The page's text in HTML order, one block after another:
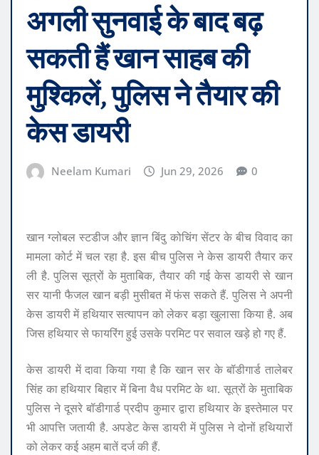
अगली सुनवाई के बाद बढ़
सकती हैं खान साहब की
मुश्किलें, पुलिस ने तैयार की
केस डायरी
Neelam Kumari Jun 29, 2026 0
खान ग्लोबल स्टडीज और ज्ञान बिंदु कोचिंग सेंटर के बीच विवाद का
मामला कोर्ट में चल रहा है. इस बीच पुलिस ने केस डायरी तैयार कर
ली है. पुलिस सूत्रों के मुताबिक, तैयार की गई केस डायरी से खान
सर यानी फैजल खान बड़ी मुसीबत में फंस सकते हैं. पुलिस ने अपनी
केस डायरी में हथियार सत्यापन को लेकर बड़ा खुलासा किया है. अब
जिस हथियार से फायरिंग हुई उसके परमिट पर सवाल खड़े हो गए हैं.
केस डायरी में दावा किया गया है कि खान सर के बॉडीगार्ड तालेबर
सिंह का हथियार बिहार में बिना वैध परमिट के था. सूत्रों के मुताबिक
पुलिस ने दूसरे बॉडीगार्ड प्रदीप कुमार द्वारा हथियार के इस्तेमाल पर
भी आपत्ति जतायी है. अपडेट केस डायरी में पुलिस ने दोनों हथियारों
को लेकर कई अहम बातें दर्ज की हैं.